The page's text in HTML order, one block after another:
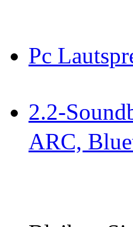
Pc
2.2-
ARC,